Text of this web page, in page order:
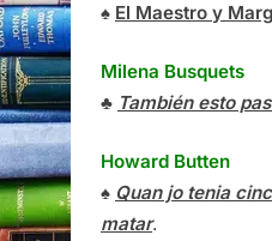
♠ El Maestro y
Milena Busquets
♣ También esto
Howard Butten
♠ Quan jo tenia
matar.